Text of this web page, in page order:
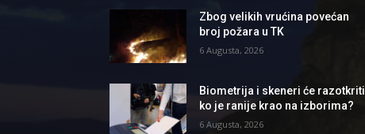
Zbog velikih vrućina povećan
broj požara u TK
6 Augusta, 2026
Biometrija i skeneri će razotkriti
ko je ranije krao na izborima?
6 Augusta, 2026